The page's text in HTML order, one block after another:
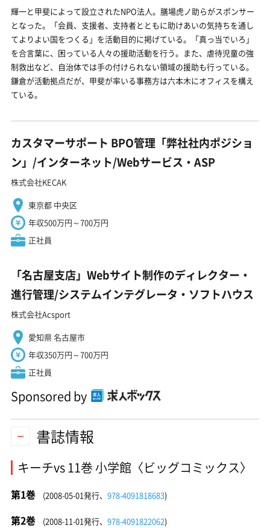
輝一と甲斐によって設立されたNPO法人。膳場虎ノ助らがスポンサー
となった。「会員、支援者、支持者とともに助けあいの気持ちを通し
てよりよい国をつくる」を活動目的に掲げている。「真っ当でいろ」
を合言葉に、困っている人々の援助活動を行う。また、虐待児童の強
制救出など、自治体では手の付けられない領域の援助も行っている。
鎌倉が活動拠点だが、甲斐が率いる事務方は六本木にオフィスを構え
ている。
カスタマーサポート BPO管理「弊社社内ポジショ
ン」/インターネット/Webサービス・ASP
株式会社KECAK
東京都 中央区
年収500万円～700万円
正社員
「名古屋支店」Webサイト制作のディレクター・
進行管理/システムインテグレータ・ソフトハウス
株式会社Acsport
愛知県 名古屋市
年収350万円～700万円
正社員
Sponsored by
書誌情報
キーチvs 11巻 小学館〈ビッグコミックス〉
第1巻 (2008-05-01発行、 978-4091818683)
第2巻 (2008-11-01発行、 978-4091822062)